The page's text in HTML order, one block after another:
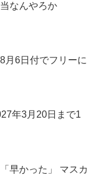
なんやろか
月6日付でフリーに
年3月20日まで1
早かった」 マスカ